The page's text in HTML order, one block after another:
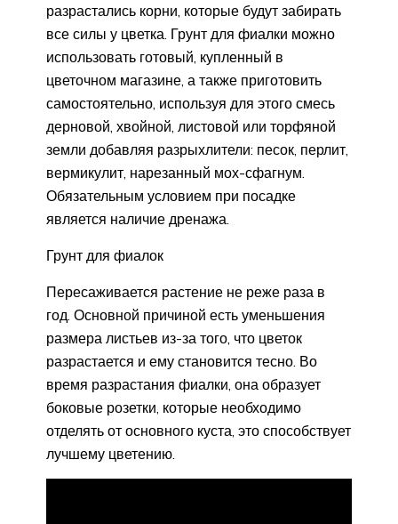
разрастались корни, которые будут забирать
все силы у цветка. Грунт для фиалки можно
использовать готовый, купленный в
цветочном магазине, а также приготовить
самостоятельно, используя для этого смесь
дерновой, хвойной, листовой или торфяной
земли добавляя разрыхлители: песок, перлит,
вермикулит, нарезанный мох-сфагнум.
Обязательным условием при посадке
является наличие дренажа.
Грунт для фиалок
Пересаживается растение не реже раза в
год. Основной причиной есть уменьшения
размера листьев из-за того, что цветок
разрастается и ему становится тесно. Во
время разрастания фиалки, она образует
боковые розетки, которые необходимо
отделять от основного куста, это способствует
лучшему цветению.